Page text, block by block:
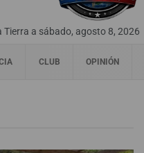
Tierra a sábado, agosto 8, 2026
CLUB OPINIÓN